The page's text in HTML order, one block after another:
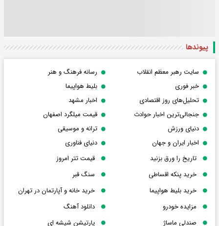
پیوندها
سایت رهبر معظم انقلاب
رسانه فرهنگ و هنر
خبر فوری
بلیط هواپیما
تحلیل‌های روز اقتصادی
اخبار مشهد
جنجالی‌ترین اخبار حوادث
قیمت میلگرد اصفهان
دنیای ورزش
ترانه و موسیقی
اخبار ایران و جهان
دنیای فناوری
تاریخ را ورق بزنید
قیمت تتر امروز
خرید پنکه اقساطی
سنگ قبر
خرید بلیط هواپیما
خرید خانه و آپارتمان در تهران
مزایده خودرو
دانلود آهنگ
صندلی ماساژ
پارتیشن شیشه ای